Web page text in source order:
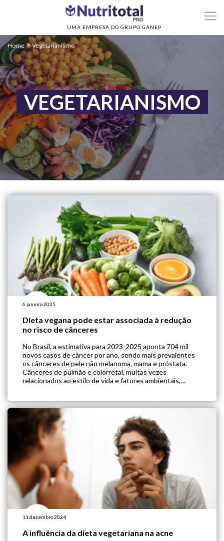
UMA EMPRESA DO GRUPO GANEP
Home>Vegetarianismo
VEGETARIANISMO
6 janeiro 2025
Dieta vegana pode estar associada à redução
no risco de cânceres
No Brasil, a estimativa para 2023-2025 aponta 704 mil
novos casos de câncer por ano, sendo mais prevalentes
os cânceres de pele não melanoma, mama e próstata.
Cânceres de pulmão e colorretal, muitas vezes
relacionados ao estilo de vida e fatores ambientais,
11 dezembro 2024
A influência da dieta vegetariana na acne